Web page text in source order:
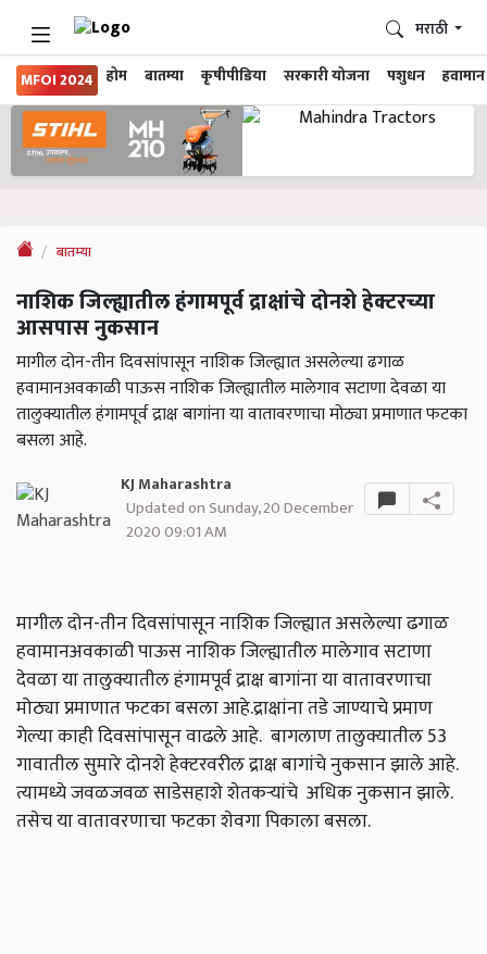
MFOI 2024 होम बातम्या कृषीपीडिया सरकारी योजना पशुधन हवामान
मराठी
बातम्या
नाशिक जिल्ह्यातील हंगामपूर्व द्राक्षांचे दोनशे हेक्टरच्या
आसपास नुकसान
मागील दोन-तीन दिवसांपासून नाशिक जिल्ह्यात असलेल्या ढगाळ
हवामानअवकाळी पाऊस नाशिक जिल्ह्यातील मालेगाव सटाणा देवळा या
तालुक्यातील हंगामपूर्व द्राक्ष बागांना या वातावरणाचा मोठ्या प्रमाणात फटका
बसला आहे.
KJ Maharashtra
Updated on Sunday, 20 December
2020 09:01 AM
मागील दोन-तीन दिवसांपासून नाशिक जिल्ह्यात असलेल्या ढगाळ
हवामानअवकाळी पाऊस नाशिक जिल्ह्यातील मालेगाव सटाणा
देवळा या तालुक्यातील हंगामपूर्व द्राक्ष बागांना या वातावरणाचा
मोठ्या प्रमाणात फटका बसला आहे.द्राक्षांना तडे जाण्याचे प्रमाण
गेल्या काही दिवसांपासून वाढले आहे. बागलाण तालुक्यातील 53
गावातील सुमारे दोनशे हेक्‍टरवरील द्राक्ष बागांचे नुकसान झाले आहे.
त्यामध्ये जवळजवळ साडेसहाशे शेतकऱ्यांचे अधिक नुकसान झाले.
तसेच या वातावरणाचा फटका शेवगा पिकाला बसला.